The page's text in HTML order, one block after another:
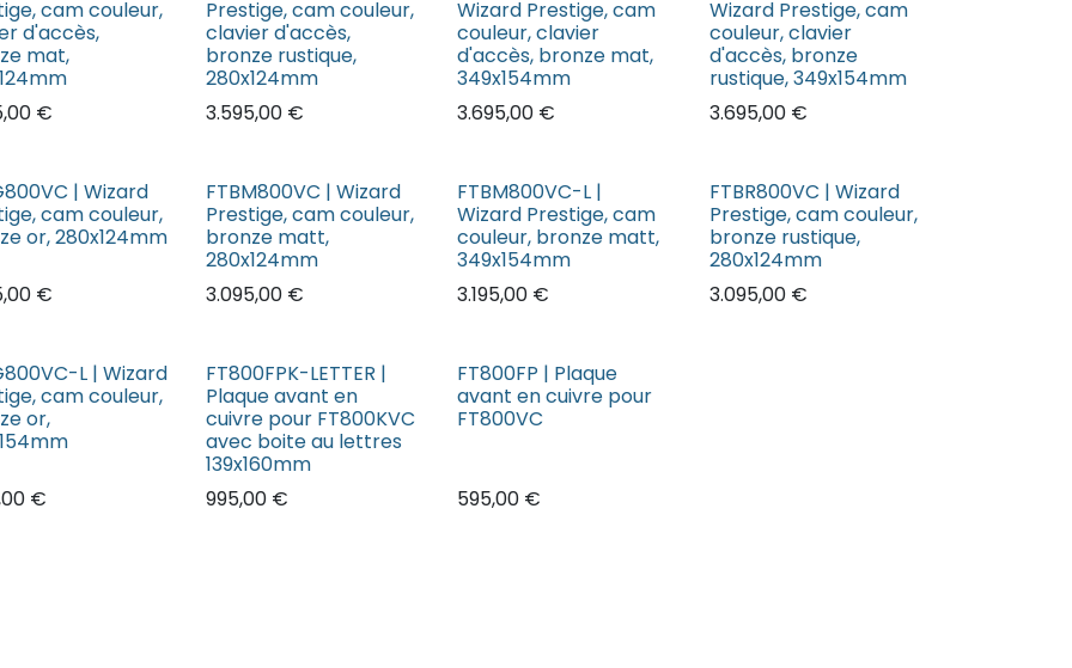
cam couleur,
d'accès,
mat,
€
Prestige, cam couleur,
clavier d'accès,
bronze rustique,
280x124mm
3.595,00 €
Wizard Prestige, cam
couleur, clavier
d'accès, bronze mat,
349x154mm
3.695,00 €
Wizard Prestige, cam
couleur, clavier
d'accès, bronze
rustique, 349x154mm
3.695,00€
| Wizard
cam couleur,
or, 280x124mm
€
FTBM800VC | Wizard
Prestige, cam couleur,
bronze matt,
280x124mm
3.095,00 €
FTBM800VC-L |
Wizard Prestige, cam
couleur, bronze matt,
349x154mm
3.195,00 €
FTBR800VC | Wizard
Prestige, cam couleur,
bronze rustique,
280x124mm
3.095,00€
L | Wizard
cam couleur,
or,
€
FT800FPK-LETTER |
Plaque avant en
cuivre pour FT800KVC
avec boite au lettres
139x160mm
995,00 €
FT800FP | Plaque
avant en cuivre pour
FT800VC
595,00 €